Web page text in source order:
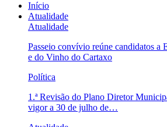
Início
Atualidade
Atualidade
Passeio convívio reúne candidatos a
e do Vinho do Cartaxo
Política
1.ª Revisão do Plano Diretor
vigor a 30 de julho de…